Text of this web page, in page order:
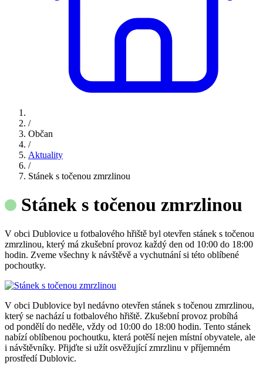
/
Občan
/
Aktuality
/
Stánek s točenou zmrzlinou
Stánek s točenou zmrzlinou
V obci Dublovice u fotbalového hřiště byl otevřen stánek s točenou
zmrzlinou, který má zkušební provoz každý den od 10:00 do 18:00
hodin. Zveme všechny k návštěvě a vychutnání si této oblíbené
pochoutky.
V obci Dublovice byl nedávno otevřen stánek s točenou zmrzlinou,
který se nachází u fotbalového hřiště. Zkušební provoz probíhá
od pondělí do neděle, vždy od 10:00 do 18:00 hodin. Tento stánek
nabízí oblíbenou pochoutku, která potěší nejen místní obyvatele, ale
i návštěvníky. Přijďte si užít osvěžující zmrzlinu v příjemném
prostředí Dublovic.